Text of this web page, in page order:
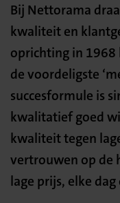
Bij Nettorama
kwaliteit en
oprichting in
de voordeligste
succesformule is
kwalitatief goed
kwaliteit tegen
vertrouwen op de
lage prijs, elke